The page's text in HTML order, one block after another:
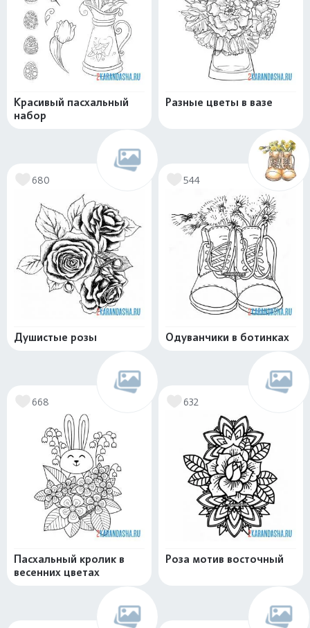
Красивый пасхальный
набор
Разные цветы в вазе
680
Душистые розы
544
Одуванчики в ботинках
668
Пасхальный кролик в
весенних цветах
632
Роза мотив восточный